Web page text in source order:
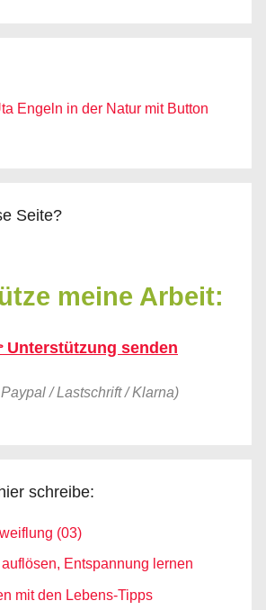
Seite?
meine Arbeit:
Unterstützung senden
/ Lastschrift / Klarna)
schreibe:
(03)
Entspannung lernen
mit den Lebens-Tipps